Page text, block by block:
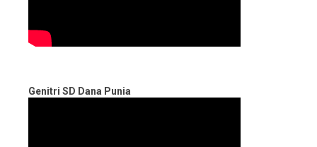
Genitri SD Dana Punia